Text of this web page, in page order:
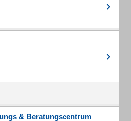
& Beratungscentrum